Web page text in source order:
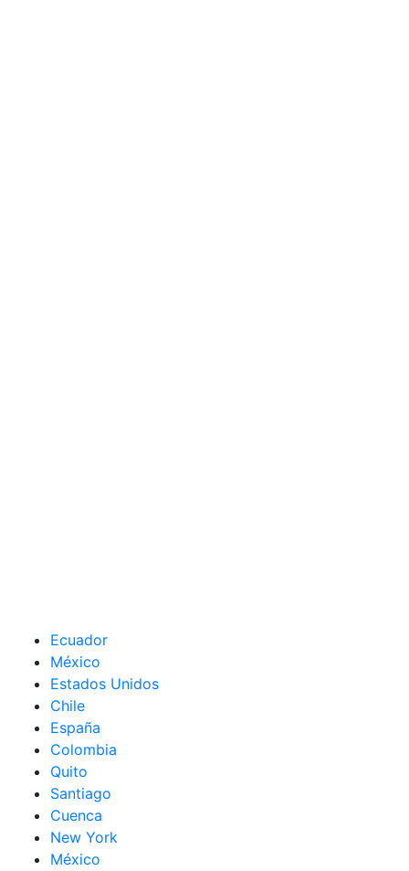
Ecuador
México
Estados Unidos
Chile
España
Colombia
Quito
Santiago
Cuenca
New York
México